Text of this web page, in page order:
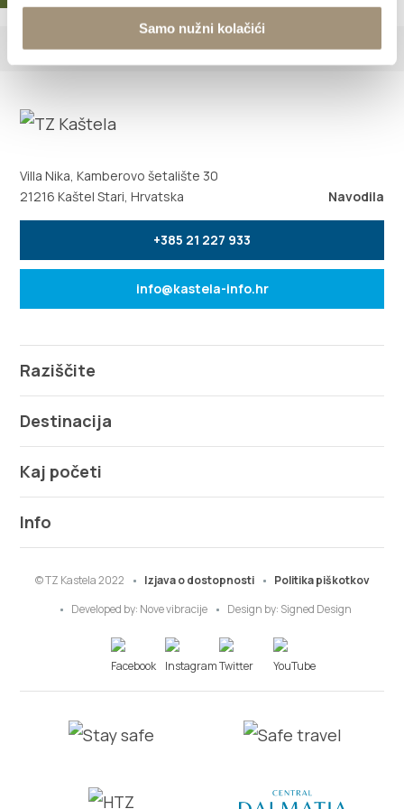
Samo nužni kolačići
Villa Nika, Kamberovo šetalište 30
21216 Kaštel Stari, Hrvatska
Navodila
+385 21 227 933
info@kastela-info.hr
Raziščite
Destinacija
Kaj početi
Info
© TZ Kastela 2022 Izjava o dostopnosti
Politika piškotkov
Developed by: Nove vibracije Design by: Signed Design